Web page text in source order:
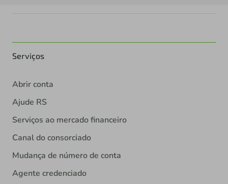
Serviços
Abrir conta
Ajude RS
Serviços ao mercado financeiro
Canal do consorciado
Mudança de número de conta
Agente credenciado